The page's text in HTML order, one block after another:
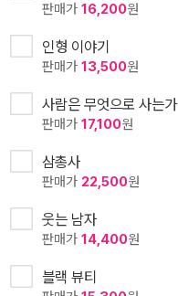
판매가 16,200원
인형 이야기
판매가 13,500원
사람은 무엇으로 사는가
판매가 17,100원
삼총사
판매가 22,500원
웃는 남자
판매가 14,400원
블랙 뷰티